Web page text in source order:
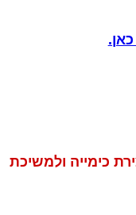
כימייה ולמשיכת